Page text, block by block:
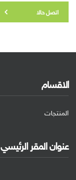
اتصل حالا
الاقسام
المنتجات
عنوان المقر الرئيسي